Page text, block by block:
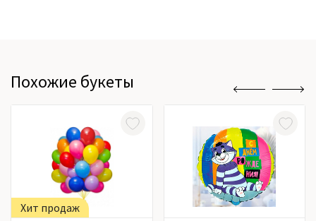
Похожие букеты
Хит продаж